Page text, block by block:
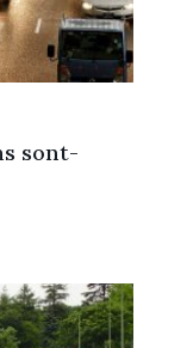
sont-